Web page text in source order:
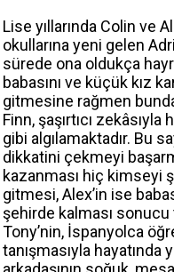
Lise yıllarında Colin ve
okullarına yeni gelen
sürede ona oldukça
babasını ve küçük kız
gitmesine rağmen
Finn, şaşırtıcı
gibi algılamaktadır. Bu
dikkatini çekmeyi
kazanması hiç kimseyi
gitmesi, Alex’in ise
şehirde kalması sonucu
Tony’nin, İspanyolca
tanışmasıyla hayatında